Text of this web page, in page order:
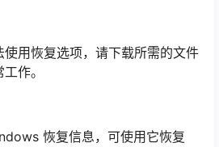
用恢复选项，请下载所需的文件
作。
恢复信息，可使用它恢复